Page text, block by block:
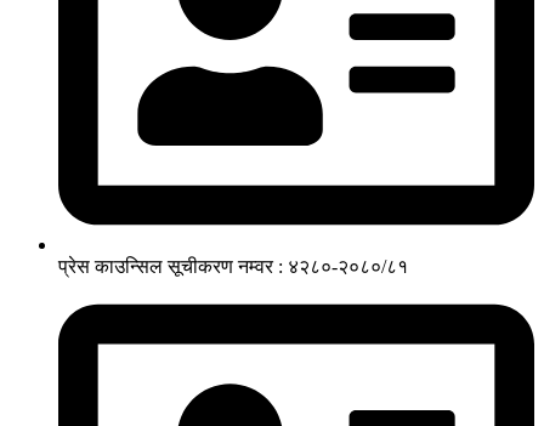
प्रेस काउन्सिल सूचीकरण नम्वर : ४२८०-२०८०/८१